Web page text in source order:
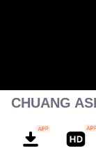
CHUANG